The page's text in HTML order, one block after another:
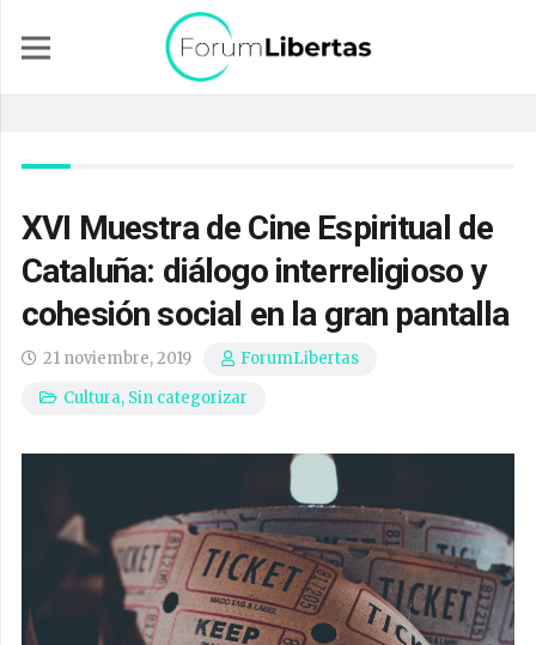
XVI Muestra de Cine Espiritual de
Cataluña: diálogo interreligioso y
cohesión social en la gran pantalla
21 noviembre, 2019
ForumLibertas
Cultura, Sin categorizar